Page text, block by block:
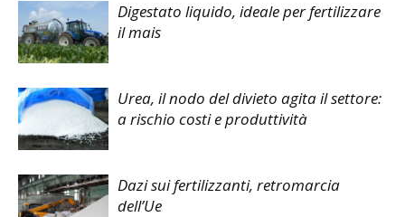
Digestato liquido, ideale per fertilizzare
il mais
Urea, il nodo del divieto agita il settore:
a rischio costi e produttività
Dazi sui fertilizzanti, retromarcia
dell’Ue